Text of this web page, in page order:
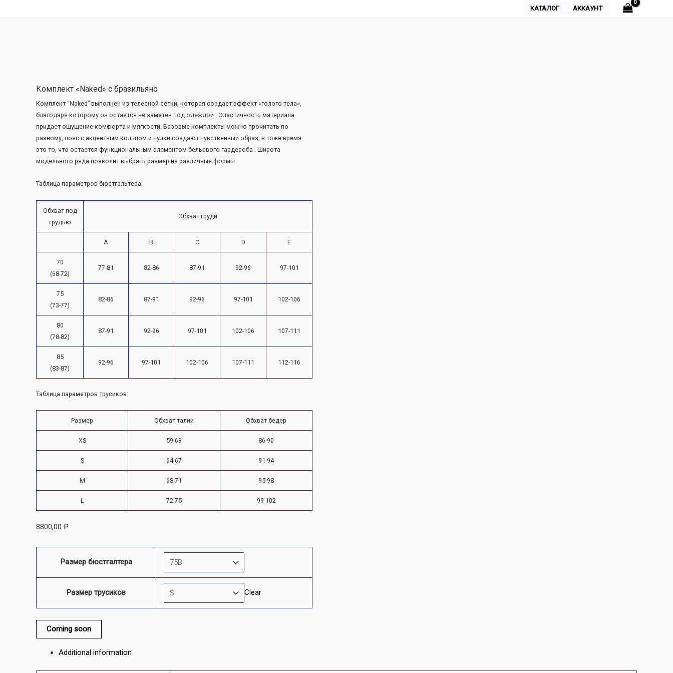
КАТАЛОГ АККАУНТ
Комплект «Naked» с бразильяно
Комплект “Naked” выполнен из телесной сетки, которая создает эффект «голого тела»,
благодаря которому он остается не заметен под одеждой . Эластичность материала
придает ощущение комфорта и мягкости. Базовые комплекты можно прочитать по
разному, пояс с акцентным кольцом и чулки создают чувственный образ, в тоже время
это то, что остается функциональным элементом бельевого гардероба . Широта
модельного ряда позволит выбрать размер на различные формы.
Таблица параметров бюстгальтера:
Обхват под
грудью
Обхват груди
A B C D E
70
(68-72)
77-81 82-86 87-91 92-96 97-101
75
(73-77)
82-86 87-91 92-96 97-101 102-106
80
(78-82)
87-91 92-96 97-101 102-106 107-111
85
(83-87)
92-96 97-101 102-106 107-111 112-116
Таблица параметров трусиков:
Размер Обхват талии Обхват бедер
XS 59-63 86-90
S 64-67 91-94
M 68-71 95-98
L 72-75 99-102
8800,00 ₽
Размер бюстгалтера
Размер трусиков Clear
Coming soon
Additional information